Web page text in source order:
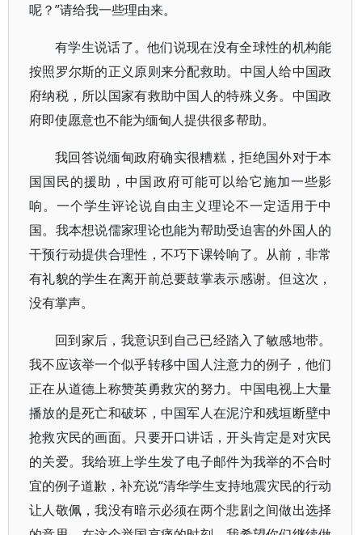
呢？”请给我一些理由来。
有学生说话了。他们说现在没有全球性的机构能
按照罗尔斯的正义原则来分配救助。中国人给中国政
府纳税，所以国家有救助中国人的特殊义务。中国政
府即使愿意也不能为缅甸人提供很多帮助。
我回答说缅甸政府确实很糟糕，拒绝国外对于本
国国民的援助，中国政府可能可以给它施加一些影
响。一个学生评论说自由主义理论不一定适用于中
国。我本想说儒家理论也能为帮助受迫害的外国人的
干预行动提供合理性，不巧下课铃响了。从前，非常
有礼貌的学生在离开前总要鼓掌表示感谢。但这次，
没有掌声。
回到家后，我意识到自己已经踏入了敏感地带。
我不应该举一个似乎转移中国人注意力的例子，他们
正在从道德上称赞英勇救灾的努力。中国电视上大量
播放的是死亡和破坏，中国军人在泥泞和残垣断壁中
抢救灾民的画面。只要开口讲话，开头肯定是对灾民
的关爱。我给班上学生发了电子邮件为我举的不合时
宜的例子道歉，补充说“清华学生支持地震灾民的行动
让人敬佩，我没有暗示必须在两个悲剧之间做出选择